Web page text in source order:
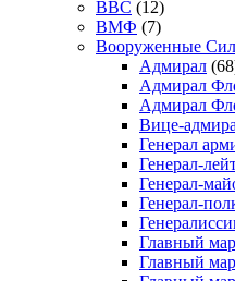
ВВС (12)
ВМФ (7)
Вооруженные
Адмирал
Адмирал
Адмирал
Вице-
Генерал
Генерал-
Генерал-
Генерал-
Главный
Главный